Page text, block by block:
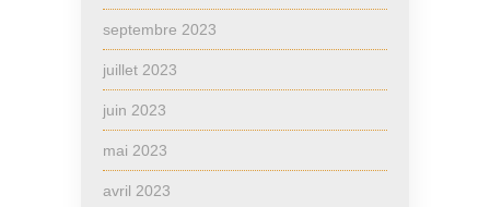
septembre 2023
juillet 2023
juin 2023
mai 2023
avril 2023